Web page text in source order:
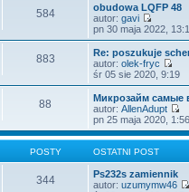
584
obudowa LQFP 48
autor: gavi
W
y
ś
w
i
e
l
n
a
j
n
o
s
z
pn 30 maja 2022,
883
Re: poszukuje
autor: olek-fryc
W
y
ś
w
i
e
t
a
j
śr 05 sie 2020, 9:19
88
Микрозайм самые
autor: AllenAdupt
W
y
ś
i
t
pn 25 maja 2020, 1:56
POSTY OSTATNI POST
344
Ps232s zamiennik
autor: uzumymw46